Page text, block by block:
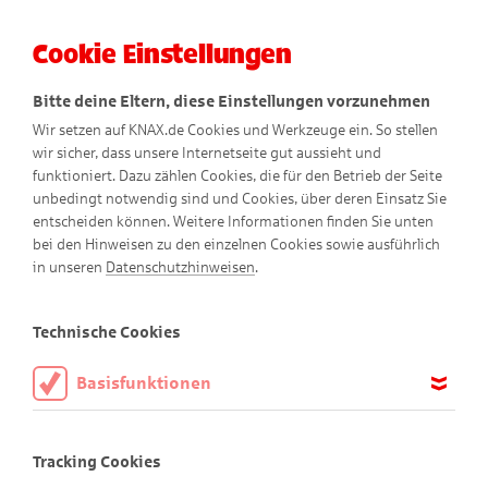
Abenteuer-Comics
Cookie Einstellungen
Bitte deine Eltern, diese Einstellungen vorzunehmen
Wir setzen auf KNAX.de Cookies und Werkzeuge ein. So stellen
wir sicher, dass unsere Internetseite gut aussieht und
funktioniert. Dazu zählen Cookies, die für den Betrieb der Seite
unbedingt notwendig sind und Cookies, über deren Einsatz Sie
entscheiden können. Weitere Informationen finden Sie unten
bei den Hinweisen zu den einzelnen Cookies sowie ausführlich
in unseren Datenschutzhinweisen.
Technische Cookies
Basisfunktionen
aktiviert sein.
Tracking Cookies